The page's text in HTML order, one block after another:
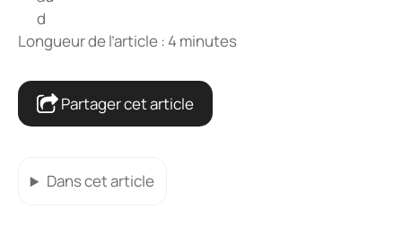
Longueur de l’article : 4 minutes
Partager cet article
Dans cet article